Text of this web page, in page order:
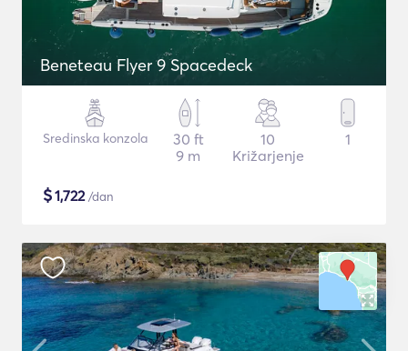
Beneteau Flyer 9 Spacedeck
Sredinska konzola
30 ft
9 m
10
Križarjenje
1
$1,722/dan